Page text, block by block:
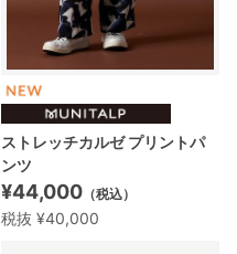
ストレッチカルゼ プリントパ
ンツ
¥44,000 （税込）
税抜 ¥40,000